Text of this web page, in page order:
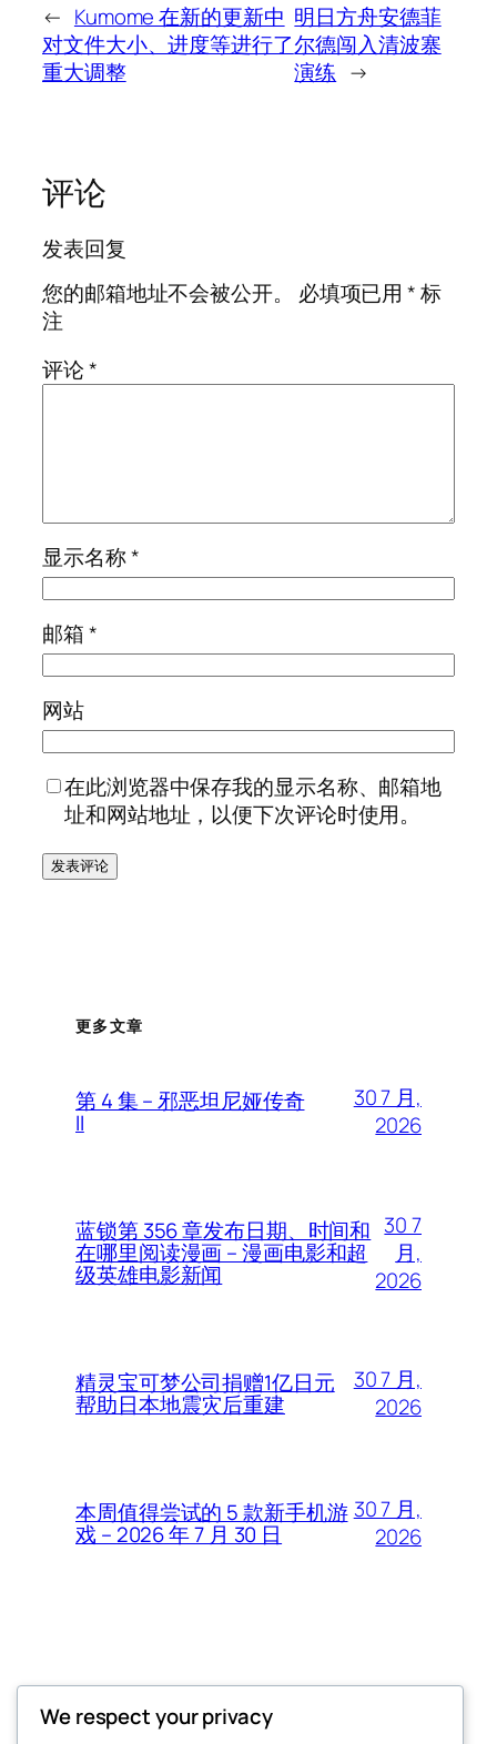
← Kumome 在新的更新中
对文件大小、进度等进行了
重大调整
明日方舟安德菲
尔德闯入清波寨
演练 →
评论
发表回复
您的邮箱地址不会被公开。
必填项已用*标
注
评论*
显示名称*
邮箱*
网站
在此浏览器中保存我的显示名称、邮箱地
址和网站地址，以便下次评论时使用。
更多文章
第 4 集 – 邪恶坦尼娅传奇
II
30 7 月,
2026
蓝锁第 356 章发布日期、时间和
在哪里阅读漫画 – 漫画电影和超
级英雄电影新闻
30 7
月,
2026
精灵宝可梦公司捐赠1亿日元
帮助日本地震灾后重建
30 7 月,
2026
本周值得尝试的 5 款新手机游
戏 – 2026 年 7 月 30 日
30 7 月,
2026
Thunder Feeds
We respect your privacy